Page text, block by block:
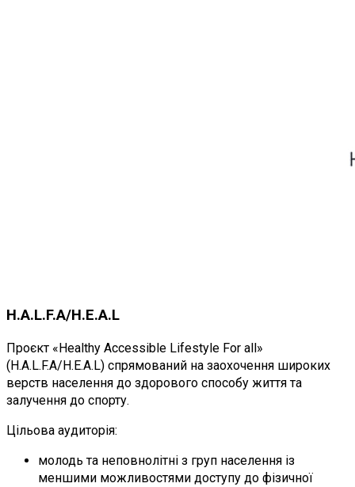
H.A.L.F.A/H.E.A.L
Проєкт «Healthy Accessible Lifestyle For all»
(H.A.L.F.A/H.E.A.L) спрямований на заохочення широких
верств населення до здорового способу життя та
залучення до спорту.
Цільова аудиторія:
молодь та неповнолітні з груп населення із
меншими можливостями доступу до фізичної